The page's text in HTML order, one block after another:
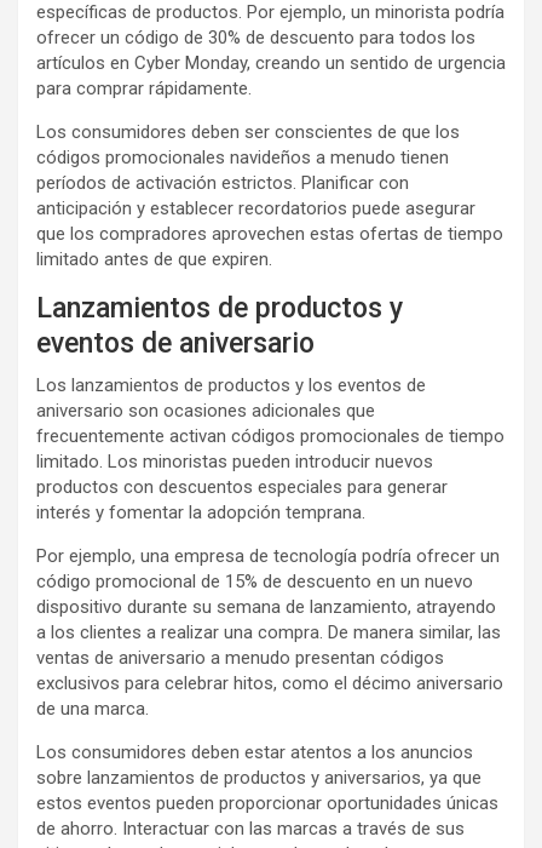
específicas de productos. Por ejemplo, un minorista podría
ofrecer un código de 30% de descuento para todos los
artículos en Cyber Monday, creando un sentido de urgencia
para comprar rápidamente.
Los consumidores deben ser conscientes de que los
códigos promocionales navideños a menudo tienen
períodos de activación estrictos. Planificar con
anticipación y establecer recordatorios puede asegurar
que los compradores aprovechen estas ofertas de tiempo
limitado antes de que expiren.
Lanzamientos de productos y
eventos de aniversario
Los lanzamientos de productos y los eventos de
aniversario son ocasiones adicionales que
frecuentemente activan códigos promocionales de tiempo
limitado. Los minoristas pueden introducir nuevos
productos con descuentos especiales para generar
interés y fomentar la adopción temprana.
Por ejemplo, una empresa de tecnología podría ofrecer un
código promocional de 15% de descuento en un nuevo
dispositivo durante su semana de lanzamiento, atrayendo
a los clientes a realizar una compra. De manera similar, las
ventas de aniversario a menudo presentan códigos
exclusivos para celebrar hitos, como el décimo aniversario
de una marca.
Los consumidores deben estar atentos a los anuncios
sobre lanzamientos de productos y aniversarios, ya que
estos eventos pueden proporcionar oportunidades únicas
de ahorro. Interactuar con las marcas a través de sus